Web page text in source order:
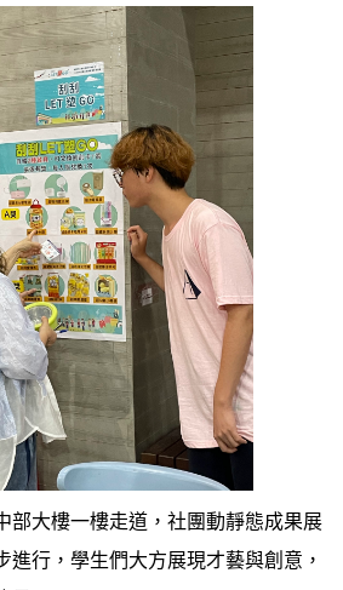
大樓一樓走道，社團動靜態成果展
進行，學生們大方展現才藝與創意，